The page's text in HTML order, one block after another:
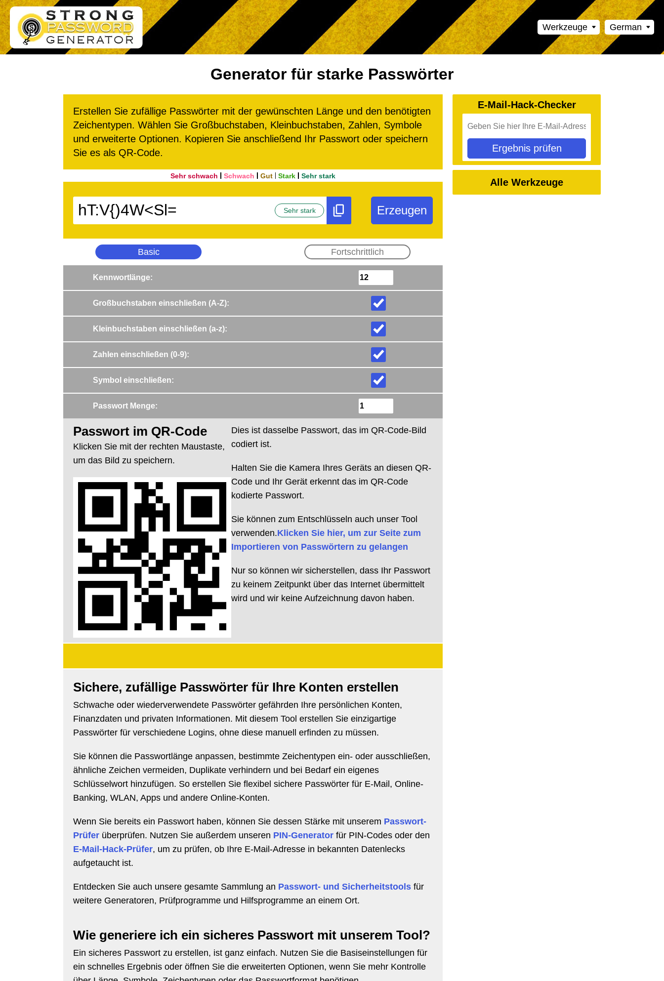
Werkzeuge German
Generator für starke Passwörter
Erstellen Sie zufällige Passwörter mit der gewünschten Länge und den benötigten
Zeichentypen. Wählen Sie Großbuchstaben, Kleinbuchstaben, Zahlen, Symbole
und erweiterte Optionen. Kopieren Sie anschließend Ihr Passwort oder speichern
Sie es als QR-Code.
Sehr schwach Schwach Gut Stark Sehr stark
Sehr stark Erzeugen
Basic Fortschrittlich
Kennwortlänge:
Großbuchstaben einschließen (A-Z):
Kleinbuchstaben einschließen (a-z):
Zahlen einschließen (0-9):
Symbol einschließen:
Passwort Menge:
Passwort im QR-Code
Klicken Sie mit der rechten Maustaste,
um das Bild zu speichern.
Dies ist dasselbe Passwort, das im QR-Code-Bild
codiert ist.
Halten Sie die Kamera Ihres Geräts an diesen QR-
Code und Ihr Gerät erkennt das im QR-Code
kodierte Passwort.
Sie können zum Entschlüsseln auch unser Tool
verwenden.Klicken Sie hier, um zur Seite zum
Importieren von Passwörtern zu gelangen
Nur so können wir sicherstellen, dass Ihr Passwort
zu keinem Zeitpunkt über das Internet übermittelt
wird und wir keine Aufzeichnung davon haben.
Sichere, zufällige Passwörter für Ihre Konten erstellen
Schwache oder wiederverwendete Passwörter gefährden Ihre persönlichen Konten,
Finanzdaten und privaten Informationen. Mit diesem Tool erstellen Sie einzigartige
Passwörter für verschiedene Logins, ohne diese manuell erfinden zu müssen.
Sie können die Passwortlänge anpassen, bestimmte Zeichentypen ein- oder ausschließen,
ähnliche Zeichen vermeiden, Duplikate verhindern und bei Bedarf ein eigenes
Schlüsselwort hinzufügen. So erstellen Sie flexibel sichere Passwörter für E-Mail, Online-
Banking, WLAN, Apps und andere Online-Konten.
Wenn Sie bereits ein Passwort haben, können Sie dessen Stärke mit unserem Passwort-
Prüfer überprüfen. Nutzen Sie außerdem unseren PIN-Generator für PIN-Codes oder den
E-Mail-Hack-Prüfer, um zu prüfen, ob Ihre E-Mail-Adresse in bekannten Datenlecks
aufgetaucht ist.
Entdecken Sie auch unsere gesamte Sammlung an Passwort- und Sicherheitstools für
weitere Generatoren, Prüfprogramme und Hilfsprogramme an einem Ort.
Wie generiere ich ein sicheres Passwort mit unserem Tool?
Ein sicheres Passwort zu erstellen, ist ganz einfach. Nutzen Sie die Basiseinstellungen für
ein schnelles Ergebnis oder öffnen Sie die erweiterten Optionen, wenn Sie mehr Kontrolle
E-Mail-Hack-Checker
Ergebnis prüfen
Alle Werkzeuge